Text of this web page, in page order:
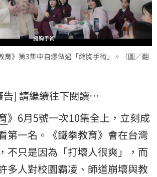
育》第3集中自爆做過「縮胸手術」。（圖／翻
告] 請繼續往下閱讀…
》6月5號一次10集全上，立刻成
第一名。《鐵拳教育》會在台灣
不只是因為「打壞人很爽」，而
多人對校園霸凌、師道崩壞與教